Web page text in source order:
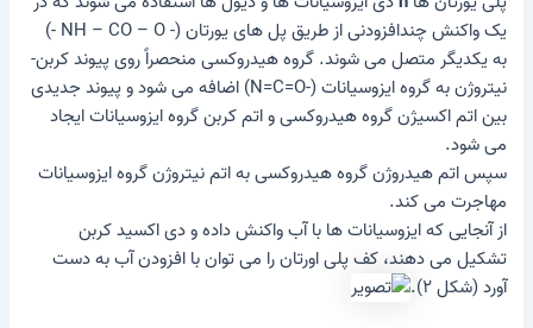
یک واکنش چندافزودنی از طریق پل های یورتان (- NH – CO – O -)
به یکدیگر متصل می شوند. گروه هیدروکسی منحصراً روی پیوند کربن-
نیتروژن به گروه ایزوسیانات (-N=C=O) اضافه می شود و پیوند جدیدی
بین اتم اکسیژن گروه هیدروکسی و اتم کربن گروه ایزوسیانات ایجاد
می شود.
سپس اتم هیدروژن گروه هیدروکسی به اتم نیتروژن گروه ایزوسیانات
مهاجرت می کند.
از آنجایی که ایزوسیانات ها با آب واکنش داده و دی اکسید کربن
تشکیل می دهند، کف پلی اورتان را می توان با افزودن آب به دست
آورد (شکل ۲).